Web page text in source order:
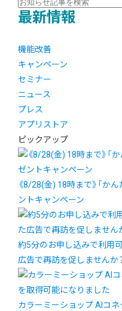
最新情報
機能改善
キャンペーン
セミナー
ニュース
プレス
アプリストア
ピックアップ
《8/28(金) 18時まで》「か
ントキャンペーン
約5分のお申し込みで利用
広告で再訪を促しませんか
カラーミーショップ AIコネ